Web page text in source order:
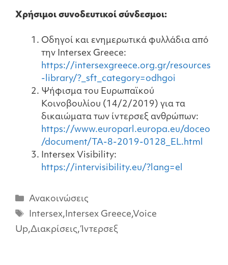
Χρήσιμοι συνοδευτικοί σύνδεσμοι:
Οδηγοί και ενημερωτικά φυλλάδια από
την Intersex Greece:
https://intersexgreece.org.gr/resources
-library/?_sft_category=odhgoi
Ψήφισμα του Ευρωπαϊκού
Κοινοβουλίου (14/2/2019) για τα
δικαιώματα των ίντερσεξ ανθρώπων:
https://www.europarl.europa.eu/doceo
/document/TA-8-2019-0128_EL.html
Intersex Visibility:
https://intervisibility.eu/?lang=el
Ανακοινώσεις
Intersex, Intersex Greece,Voice
Up,Διακρίσεις,Ίντερσεξ